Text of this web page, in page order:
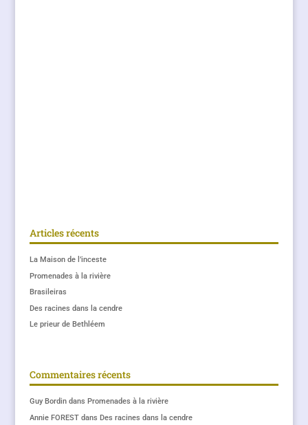
Articles récents
La Maison de l’inceste
Promenades à la rivière
Brasileiras
Des racines dans la cendre
Le prieur de Bethléem
Commentaires récents
Guy Bordindans Promenades à la rivière
Annie FORESTdans Des racines dans la cendre